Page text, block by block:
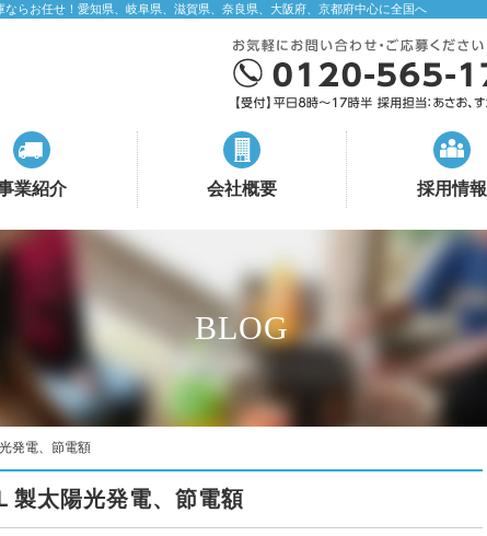
らお任せ！愛知県、岐阜県、滋賀県、奈良県、大阪府、京都府中心に全国へ
業紹介 会社概要 採用情報
BLOG
発電、節電額
製太陽光発電、節電額